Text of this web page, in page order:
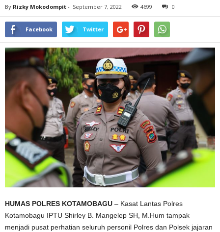
By Rizky Mokodompit - September 7, 2022 4699 0
Facebook Twitter
HUMAS POLRES KOTAMOBAGU – Kasat Lantas Polres
Kotamobagu IPTU Shirley B. Mangelep SH, M.Hum tampak
menjadi pusat perhatian seluruh personil Polres dan Polsek jajaran